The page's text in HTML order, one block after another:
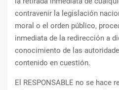
contravenir la legislación
moral o el orden público,
inmediata de la redirección a
conocimiento de las
contenido en cuestión.
El RESPONSABLE no se hace